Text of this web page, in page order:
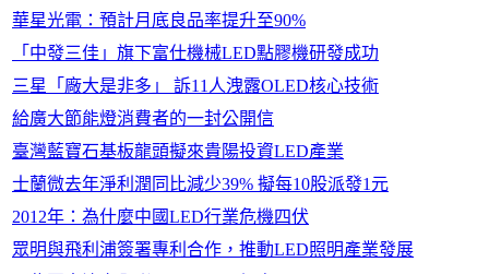
華星光電：預計月底良品率提升至90%
「中發三佳」旗下富仕機械LED點膠機研發成功
三星「廠大是非多」 訴11人洩露OLED核心技術
給廣大節能燈消費者的一封公開信
臺灣藍寶石基板龍頭擬來貴陽投資LED產業
士蘭微去年淨利潤同比減少39% 擬每10股派發1元
2012年：為什麼中國LED行業危機四伏
眾明與飛利浦簽署專利合作，推動LED照明產業發展